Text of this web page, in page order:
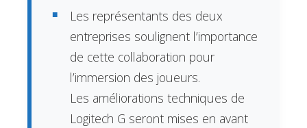
Les représentants des deux
entreprises soulignent l’importance
de cette collaboration pour
l’immersion des joueurs.
Les améliorations techniques de
Logitech G seront mises en avant